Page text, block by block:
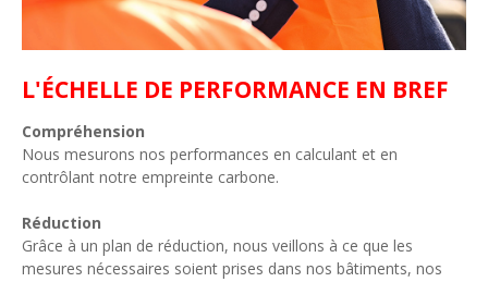
L'ÉCHELLE DE PERFORMANCE EN BREF
Compréhension
Nous mesurons nos performances en calculant et en
contrôlant notre empreinte carbone.
Réduction
Grâce à un plan de réduction, nous veillons à ce que les
mesures nécessaires soient prises dans nos bâtiments, nos